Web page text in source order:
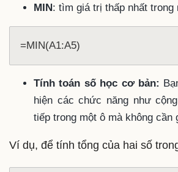
MIN: tìm giá trị thấp nhất trong
=MIN(A1:A5)
Tính toán số học cơ bản:
hiện các chức năng như
tiếp trong một ô mà không cần
Ví dụ, để tính tổng của hai số